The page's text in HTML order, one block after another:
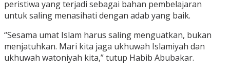
peristiwa yang terjadi sebagai bahan pembelajaran
untuk saling menasihati dengan adab yang baik.
“Sesama umat Islam harus saling menguatkan, bukan
menjatuhkan. Mari kita jaga ukhuwah Islamiyah dan
ukhuwah watoniyah kita,” tutup Habib Abubakar.